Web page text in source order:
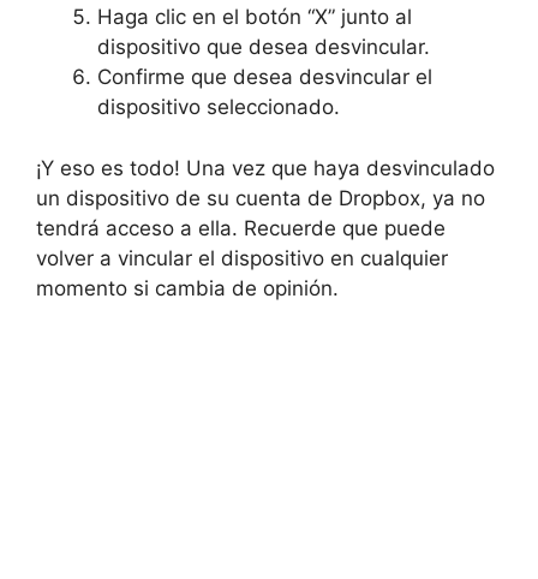
Haga clic en el botón “X” junto al
dispositivo que desea desvincular.
Confirme que desea desvincular el
dispositivo seleccionado.
¡Y eso es todo! Una vez que haya desvinculado
un dispositivo de su cuenta de Dropbox, ya no
tendrá acceso a ella. Recuerde que puede
volver a vincular el dispositivo en cualquier
momento si cambia de opinión.